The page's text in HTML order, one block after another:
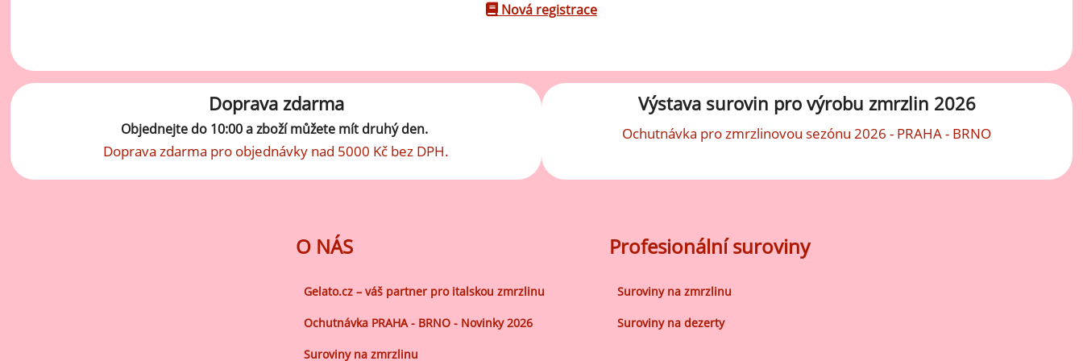
Kokosové ochucovací pasty
výrobu kvalitní zmrzliny
zralé ovoce
Doplňkové ingredience
Posypy pro dekoraci
Zmrzlinové kornoutky
Cukrářské polevy
Ochucovací sušené ingredience
Nová registrace
Doprava zdarma
Objednejte do 10:00 a zboží můžete mít druhý den.
Doprava zdarma pro objednávky nad 5000 Kč bez DPH.
Výstava surovin pro výrobu zmrzlin 2026
Ochutnávka pro zmrzlinovou sezónu 2026 - PRAHA - BRNO
O NÁS
Gelato.cz – váš partner pro italskou zmrzlinu
Ochutnávka PRAHA - BRNO - Novinky 2026
Suroviny na zmrzlinu
Profesionální suroviny
Suroviny na zmrzlinu
Suroviny na dezerty